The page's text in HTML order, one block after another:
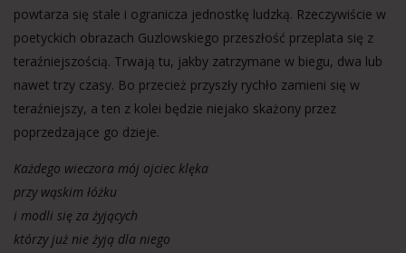
powtarza się stale i ogranicza jednostkę ludzką. Rzeczywiście w
poetyckich obrazach Guzlowskiego przeszłość przeplata się z
teraźniejszością. Trwają tu, jakby zatrzymane w biegu, dwa lub
nawet trzy czasy. Bo przecież przyszły rychło zamieni się w
teraźniejszy, a ten z kolei będzie niejako skażony przez
poprzedzające go dzieje.
Każdego wieczora mój ojciec klęka
przy wąskim łóżku
i modli się za żyjących
którzy już nie żyją dla niego